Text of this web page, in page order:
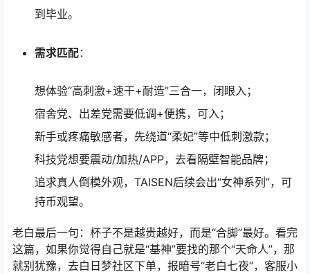
到毕业。
需求匹配：
想体验“高刺激+速干+耐造”三合一，闭眼入；
宿舍党、出差党需要低调+便携，可入；
新手或疼痛敏感者，先绕道“柔妃”等中低刺激款；
科技党想要震动/加热/APP，去看隔壁智能品牌；
追求真人倒模外观，TAISEN后续会出“女神系列”，可
持币观望。
老白最后一句：杯子不是越贵越好，而是“合脚”最好。看完
这篇，如果你觉得自己就是“基神”要找的那个“天命人”，那
就别犹豫，去白日梦社区下单，报暗号“老白七夜”，客服小